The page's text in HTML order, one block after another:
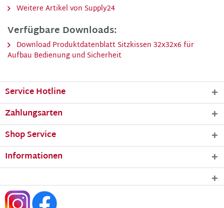
Weitere Artikel von Supply24
Verfügbare Downloads:
Download Produktdatenblatt Sitzkissen 32x32x6 für
Aufbau Bedienung und Sicherheit
Service Hotline
Zahlungsarten
Shop Service
Informationen